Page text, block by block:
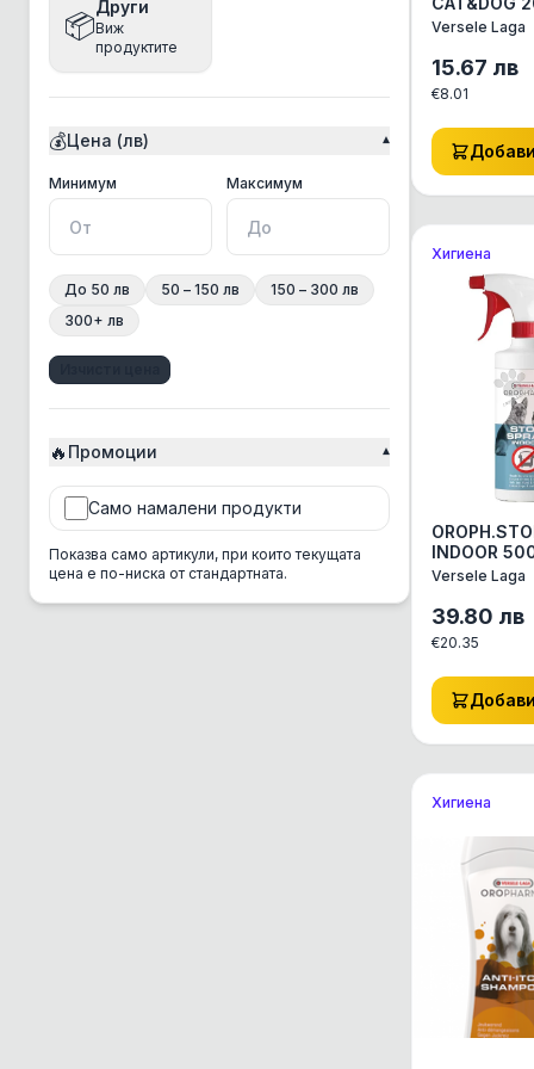
Bea
Best Clean
BonaCibo
BRAAAF
Bravery
Brit
Chicopee
Chris Christensen
Churu Rolls
CosyFlock
Croci
CSI Floor&Surface
CSI Urine
Danube
📦
Други
Виж
продуктите
💰Цена (лв) ▾
Минимум Минимална ценаМаксимум Максимална цена
До 50 лв 50 – 150 лв
150 – 300 лв
300+ лв
🔥 Промоции ▾
Само намалени продукти
Показва само артикули, при които текущата
цена е по-ниска от стандартната.
напоени с
почистване
ушите на
и котето
Versele Laga
15.67 лв
€8.01
Добави
Хигиена
INDOOR
СПИРА
ДОСТЪП ДО
НЕЖЕЛАНИ
,ВЪТРЕ
Versele Laga
39.80 лв
€20.35
Добави
Хигиена